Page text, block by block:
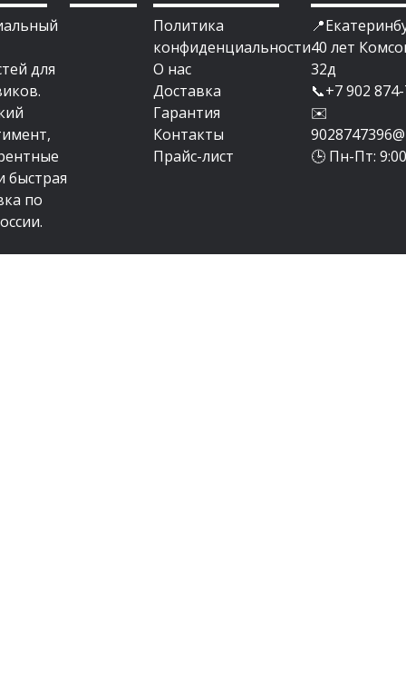
для
быстрая
по
Политика
конфиденциальности
О нас
Доставка
Гарантия
Контакты
Прайс-лист
40 лет
32д
📞+7 902
✉️
🕒 Пн-Пт: